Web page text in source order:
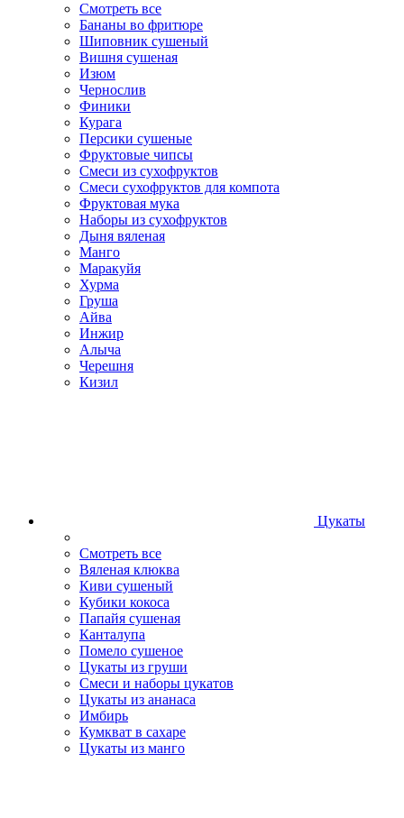
Смотреть все
Бананы во фритюре
Шиповник сушеный
Вишня сушеная
Изюм
Чернослив
Финики
Курага
Персики сушеные
Фруктовые чипсы
Смеси из сухофруктов
Смеси сухофруктов для компота
Фруктовая мука
Наборы из сухофруктов
Дыня вяленая
Манго
Маракуйя
Хурма
Груша
Айва
Инжир
Алыча
Черешня
Кизил
Цукаты
Смотреть все
Вяленая клюква
Киви сушеный
Кубики кокоса
Папайя сушеная
Канталупа
Помело сушеное
Цукаты из груши
Смеси и наборы цукатов
Цукаты из ананаса
Имбирь
Кумкват в сахаре
Цукаты из манго